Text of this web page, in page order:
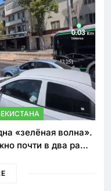
«зелёная волна».
почти в два раза